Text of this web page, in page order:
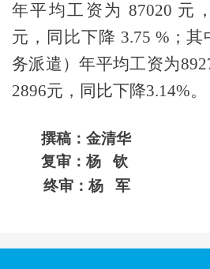
年平均工资为 87020 元
元，同比下降 3.75 % ；
务派遣）年平均工资为
2896元，同比下降3.14%。
撰稿：金清华
复审：杨
钦
终审：杨
军